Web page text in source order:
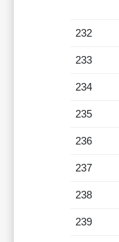
232
233
234
235
236
237
238
239